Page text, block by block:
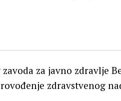
za javno zdravlje
zdravstvenog